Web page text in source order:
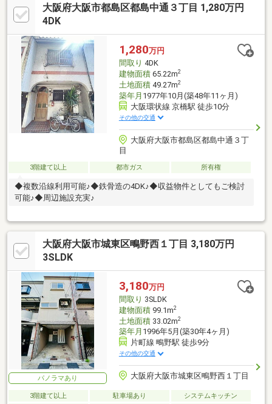
大阪府大阪市都島区都島中通３丁目 1,280万円
4DK
1,280万円
間取り 4DK
建物面積65.22m2
土地面積49.27m2
築年月 1977年10月(築48年11ヶ月)
大阪環状線 京橋駅 徒歩10分
その他の交通
大阪府大阪市都島区都島中通３丁
目
3階建て以上 都市ガス 所有権
◆複数沿線利用可能♪◆鉄骨造の4DK♪◆収益物件としてもご検討
可能♪◆周辺施設充実♪
大阪府大阪市城東区鴫野西１丁目 3,180万円
3SLDK
パノラマあり
3,180万円
間取り 3SLDK
建物面積99.1m2
土地面積33.02m2
築年月 1996年5月(築30年4ヶ月)
片町線 鴫野駅 徒歩9分
その他の交通
大阪府大阪市城東区鴫野西１丁目
3階建て以上 駐車場あり
システムキッチン